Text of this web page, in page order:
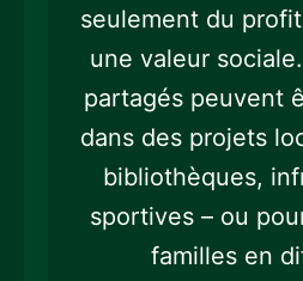
seulement du
une valeur
partagés peuvent
dans des projets
bibliothèques,
sportives – ou
familles en